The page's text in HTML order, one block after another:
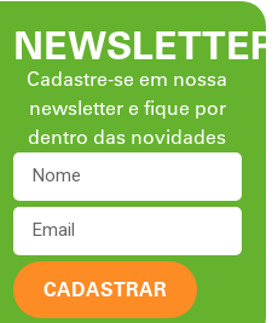
NEWSLETTER
Cadastre-se em nossa
newsletter e fique por
dentro das novidades
CADASTRAR